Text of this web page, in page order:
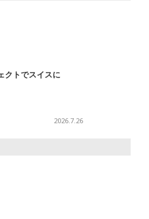
クトでスイスに
2026.7.26